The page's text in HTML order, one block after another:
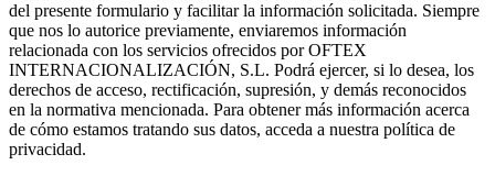
del presente formulario y facilitar la información solicitada. Siempre
que nos lo autorice previamente, enviaremos información
relacionada con los servicios ofrecidos por OFTEX
INTERNACIONALIZACIÓN, S.L. Podrá ejercer, si lo desea, los
derechos de acceso, rectificación, supresión, y demás reconocidos
en la normativa mencionada. Para obtener más información acerca
de cómo estamos tratando sus datos, acceda a nuestra política de
privacidad.